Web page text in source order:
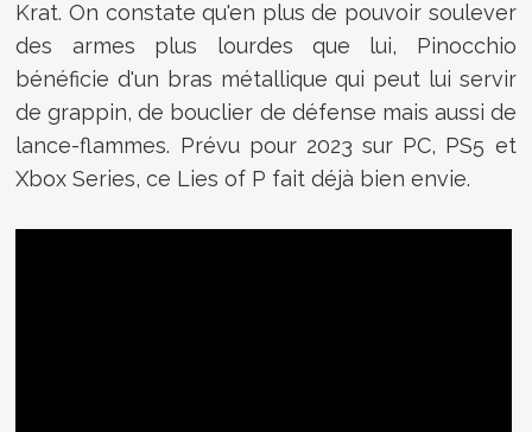
Krat. On constate qu'en plus de pouvoir soulever
des armes plus lourdes que lui, Pinocchio
bénéficie d'un bras métallique qui peut lui servir
de grappin, de bouclier de défense mais aussi de
lance-flammes. Prévu pour 2023 sur PC, PS5 et
Xbox Series, ce Lies of P fait déjà bien envie.